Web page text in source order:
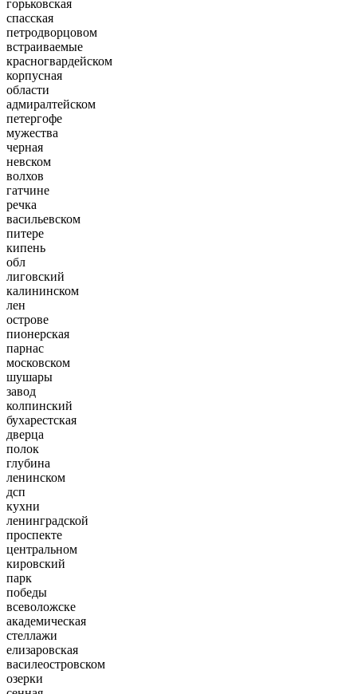
горьковская
спасская
петродворцовом
встраиваемые
красногвардейском
корпусная
области
адмиралтейском
петергофе
мужества
черная
невском
волхов
гатчине
речка
васильевском
питере
кипень
обл
лиговский
калининском
лен
острове
пионерская
парнас
московском
шушары
завод
колпинский
бухарестская
дверца
полок
глубина
ленинском
дсп
кухни
ленинградской
проспекте
центральном
кировский
парк
победы
всеволожске
академическая
стеллажи
елизаровская
василеостровском
озерки